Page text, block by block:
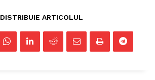
DISTRIBUIE ARTICOLUL